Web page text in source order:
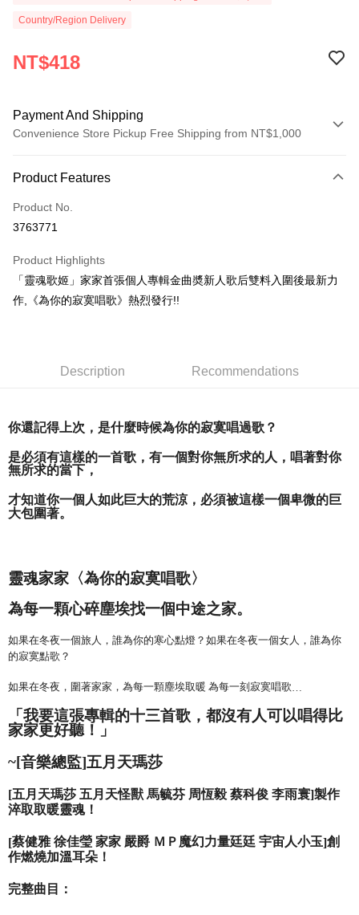
Country/Region Delivery
NT$418
Payment And Shipping
Convenience Store Pickup Free Shipping from NT$1,000
Credit Card (Full Payment)
Convenience Store Pickup and Pay
Apple Pay
Easy Wallet
Shipping Method
全家取貨付款
NT$65/order | Free shipping on orders of NT$1,000 or more
付款後全家取貨
NT$65/order | Free shipping on orders of NT$1,000 or more
付款後7-11取貨
宅配
NT$85/order | Free shipping on orders of NT$1,000 or more
海外地區配送 Shipping Rates
Product Features
Product No.
3763771
Product Highlights
「靈魂歌姬」家家首張個人專輯金曲奬新人歌后雙料入圍後最新力
作,《為你的寂寞唱歌》熱烈發行!!
Description Recommendations
你還記得上次，是什麼時候為你的寂寞唱過歌？
是必須有這樣的一首歌，有一個對你無所求的人，唱著對你
無所求的當下，
才知道你一個人如此巨大的荒涼，必須被這樣一個卑微的巨
大包圍著。
靈魂家家〈為你的寂寞唱歌〉
為每一顆心碎塵埃找一個中途之家。
如果在冬夜一個旅人，誰為你的寒心點燈？如果在冬夜一個女人，誰為你
的寂寞點歌？
如果在冬夜，圍著家家，為每一顆塵埃取暖 為每一刻寂寞唱歌
「我要這張專輯的十三首歌，都沒有人可以唱得比
家家更好聽！
」
~[音樂總監]五月天瑪莎
[五月天瑪莎 五月天怪獸 馬毓芬 周恆毅 蔡科俊 李雨寰]製作
淬取取暖靈魂！
[蔡健雅 徐佳瑩 家家 嚴爵 ＭＰ魔幻力量廷廷 宇宙人小玉]創
作燃燒加溫耳朵！
完整曲目：